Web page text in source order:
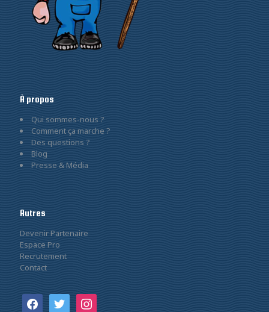
À propos
Qui sommes-nous ?
Comment ça marche ?
Des questions ?
Blog
Presse & Média
Autres
Devenir Partenaire
Espace Pro
Recrutement
Contact
facebooktwitter instagram